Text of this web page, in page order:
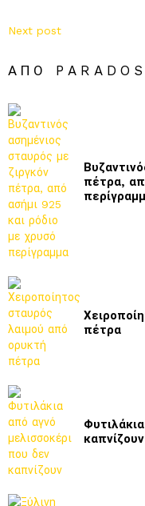
Next post
ΑΠΌ
πέτρα,
πέτρα
καπνίζουν